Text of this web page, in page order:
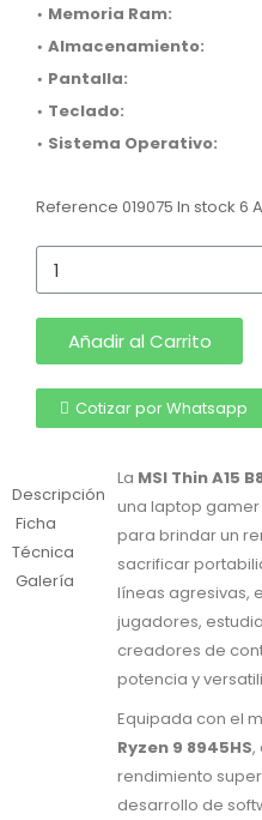
• Memoria Ram:
• Almacenamiento:
• Pantalla:
• Teclado:
• Sistema Operativo:
Reference 019075 In stock 6
Añadir al Carrito
Cotizar por Whatsapp
Descripción
Ficha
Técnica
Galería
La MSI Thin A15
una laptop
para brindar un
sacrificar
líneas agresivas,
jugadores,
creadores de
potencia y
Equipada con el
Ryzen 9 8945HS,
rendimiento
desarrollo de